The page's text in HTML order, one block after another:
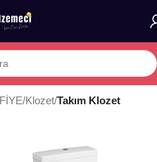
/Klozet/Takım Klozet